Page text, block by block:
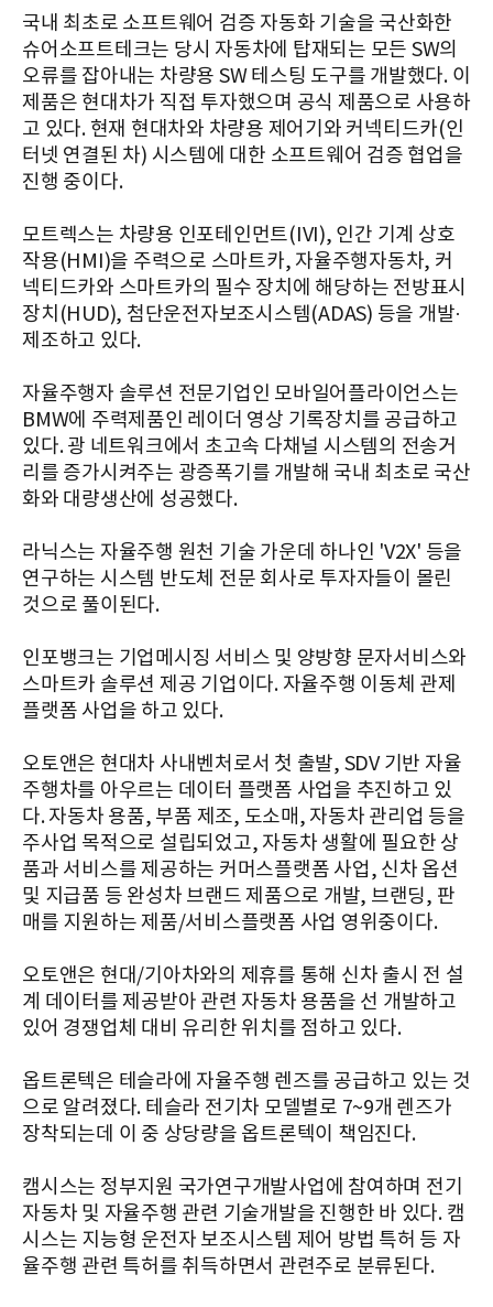
국내 최초로 소프트웨어 검증 자동화 기술을 국산화한
슈어소프트테크는 당시 자동차에 탑재되는 모든 SW의
오류를 잡아내는 차량용 SW 테스팅 도구를 개발했다. 이
제품은 현대차가 직접 투자했으며 공식 제품으로 사용하
고 있다. 현재 현대차와 차량용 제어기와 커넥티드카(인
터넷 연결된 차) 시스템에 대한 소프트웨어 검증 협업을
진행 중이다.
모트렉스는 차량용 인포테인먼트(IVI), 인간 기계 상호
작용(HMI)을 주력으로 스마트카, 자율주행자동차, 커
넥티드카와 스마트카의 필수 장치에 해당하는 전방표시
장치(HUD), 첨단운전자보조시스템(ADAS) 등을 개발·
제조하고 있다.
자율주행자 솔루션 전문기업인 모바일어플라이언스는
BMW에 주력제품인 레이더 영상 기록장치를 공급하고
있다. 광 네트워크에서 초고속 다채널 시스템의 전송거
리를 증가시켜주는 광증폭기를 개발해 국내 최초로 국산
화와 대량생산에 성공했다.
라닉스는 자율주행 원천 기술 가운데 하나인 'V2X' 등을
연구하는 시스템 반도체 전문 회사로 투자자들이 몰린
것으로 풀이된다.
인포뱅크는 기업메시징 서비스 및 양방향 문자서비스와
스마트카 솔루션 제공 기업이다. 자율주행 이동체 관제
플랫폼 사업을 하고 있다.
오토앤은 현대차 사내벤처로서 첫 출발, SDV 기반 자율
주행차를 아우르는 데이터 플랫폼 사업을 추진하고 있
다. 자동차 용품, 부품 제조, 도소매, 자동차 관리업 등을
주사업 목적으로 설립되었고, 자동차 생활에 필요한 상
품과 서비스를 제공하는 커머스플랫폼 사업, 신차 옵션
및 지급품 등 완성차 브랜드 제품으로 개발, 브랜딩, 판
매를 지원하는 제품/서비스플랫폼 사업 영위중이다.
오토앤은 현대/기아차와의 제휴를 통해 신차 출시 전 설
계 데이터를 제공받아 관련 자동차 용품을 선 개발하고
있어 경쟁업체 대비 유리한 위치를 점하고 있다.
옵트론텍은 테슬라에 자율주행 렌즈를 공급하고 있는 것
으로 알려졌다. 테슬라 전기차 모델별로 7~9개 렌즈가
장착되는데 이 중 상당량을 옵트론텍이 책임진다.
캠시스는 정부지원 국가연구개발사업에 참여하며 전기
자동차 및 자율주행 관련 기술개발을 진행한 바 있다. 캠
시스는 지능형 운전자 보조시스템 제어 방법 특허 등 자
율주행 관련 특허를 취득하면서 관련주로 분류된다.